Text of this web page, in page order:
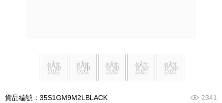
貨品編號：35S1GM9M2LBLACK 2341